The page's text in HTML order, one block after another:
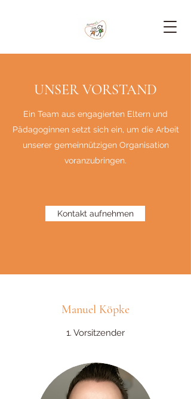
UNSER VORSTAND
Ein Team aus engagierten Eltern und
Pädagoginnen setzt sich ein, um die Arbeit
unserer gemeinnützigen Organisation
voranzubringen.
Kontakt aufnehmen
Manuel Köpke
1. Vorsitzender